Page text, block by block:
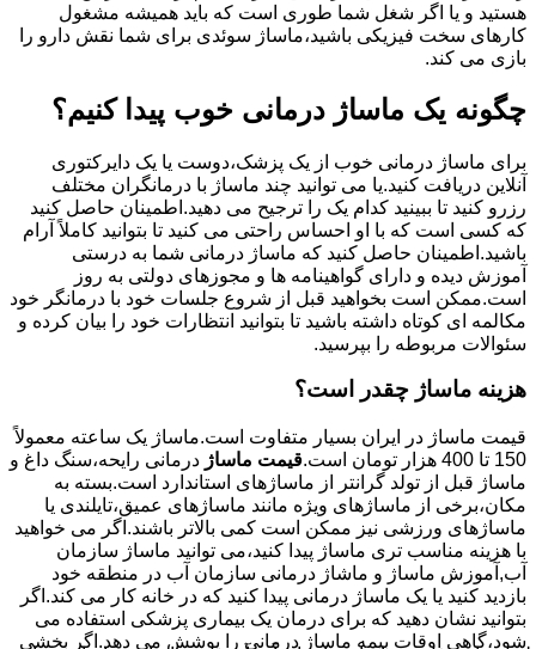
هستید و یا اگر شغل شما طوری است که باید همیشه مشغول
کارهای سخت فیزیکی باشید،ماساژ سوئدی برای شما نقش دارو را
بازی می کند.
چگونه یک ماساژ درمانی خوب پیدا کنیم؟
برای ماساژ درمانی خوب از یک پزشک،دوست یا یک دایرکتوری
آنلاین دریافت کنید.یا می توانید چند ماساژ با درمانگران مختلف
رزرو کنید تا ببینید کدام یک را ترجیح می دهید.اطمینان حاصل کنید
که کسی است که با او احساس راحتی می کنید تا بتوانید کاملاً آرام
باشید.اطمینان حاصل کنید که ماساژ درمانی شما به درستی
آموزش دیده و دارای گواهینامه ها و مجوزهای دولتی به روز
است.ممکن است بخواهید قبل از شروع جلسات خود با درمانگر خود
مکالمه ای کوتاه داشته باشید تا بتوانید انتظارات خود را بیان کرده و
سئوالات مربوطه را بپرسید.
هزینه ماساژ چقدر است؟
قیمت ماساژ در ایران بسیار متفاوت است.ماساژ یک ساعته معمولاً
150 تا 400 هزار تومان است.
قیمت ماساژ درمانی رایحه،سنگ داغ و
ماساژ قبل از تولد گرانتر از ماساژهای استاندارد است.بسته به
مکان،برخی از ماساژهای ویژه مانند ماساژهای عمیق،تایلندی یا
ماساژهای ورزشی نیز ممکن است کمی بالاتر باشند.اگر می خواهید
با هزینه مناسب تری ماساژ پیدا کنید،می توانید ماساژ سازمان
آب,آموزش ماساژ و ماشاژ درمانی سازمان آب در منطقه خود
بازدید کنید یا یک ماساژ درمانی پیدا کنید که در خانه کار می کند.اگر
بتوانید نشان دهید که برای درمان یک بیماری پزشکی استفاده می
شود،گاهی اوقات بیمه ماساژ درمانی را پوشش می دهد.اگر بخشی